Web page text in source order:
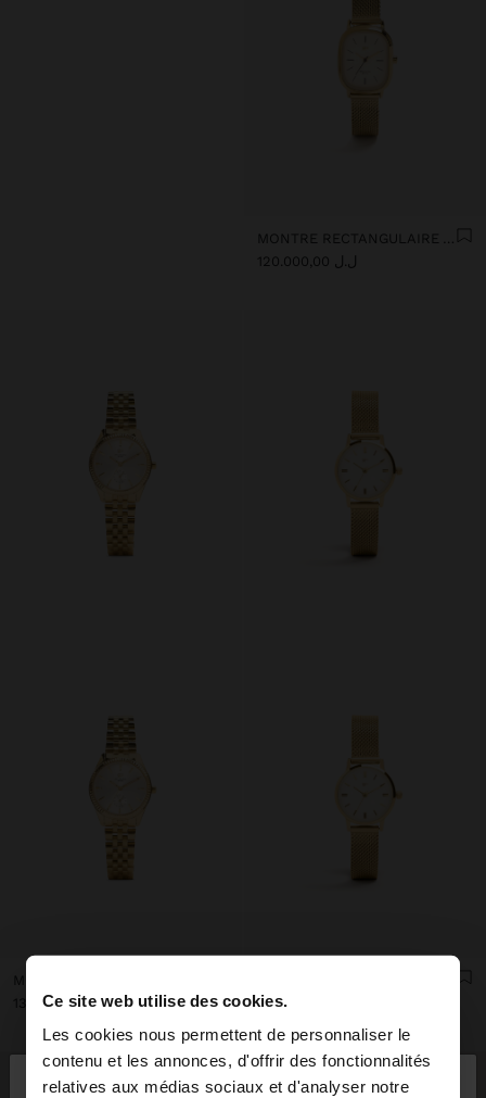
Ce site web utilise des cookies.
Les cookies nous permettent de personnaliser le
contenu et les annonces, d'offrir des fonctionnalités
relatives aux médias sociaux et d'analyser notre
bonjour ×
MONTRE RECTANGULAIRE AVEC MAILLE MÉTALLIQUE EN ACIER
ل.ل 120.000,00
ل.ل 139.000,00